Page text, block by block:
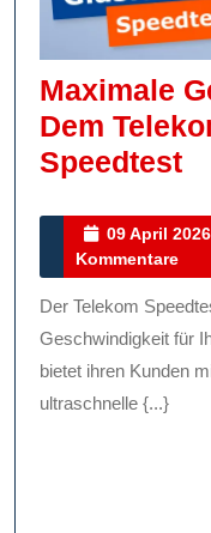
Maximale
Dem
Speedtest
Mit
09 April 2026
Kommentare
Der Telekom Speedtest für Glasfaser: Maximale
Geschwindigkeit für
bietet ihren Kunden
ultraschnelle {...}